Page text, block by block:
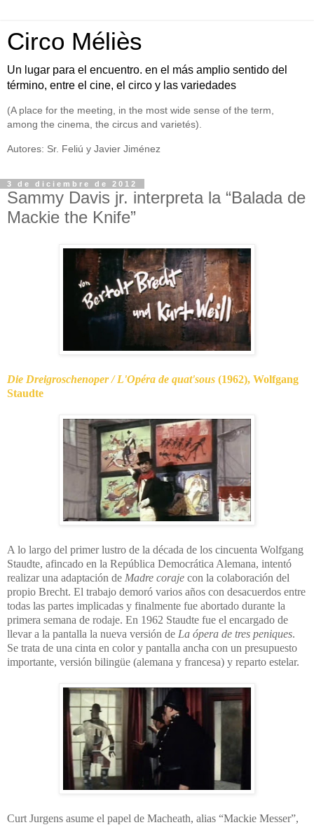
Circo Méliès
Un lugar para el encuentro. en el más amplio sentido del
término, entre el cine, el circo y las variedades
(A place for the meeting, in the most wide sense of the term,
among the cinema, the circus and varietés).
Autores: Sr. Feliú y Javier Jiménez
3 de diciembre de 2012
Sammy Davis jr. interpreta la “Balada de
Mackie the Knife”
Die Dreigroschenoper / L'Opéra de quat'sous (1962), Wolfgang
Staudte
A lo largo del primer lustro de la década de los cincuenta Wolfgang
Staudte, afincado en la República Democrática Alemana, intentó
realizar una adaptación de Madre coraje con la colaboración del
propio Brecht. El trabajo demoró varios años con desacuerdos entre
todas las partes implicadas y finalmente fue abortado durante la
primera semana de rodaje. En 1962 Staudte fue el encargado de
llevar a la pantalla la nueva versión de La ópera de tres peniques.
Se trata de una cinta en color y pantalla ancha con un presupuesto
importante, versión bilingüe (alemana y francesa) y reparto estelar.
Curt Jurgens asume el papel de Macheath, alias “Mackie Messer”,